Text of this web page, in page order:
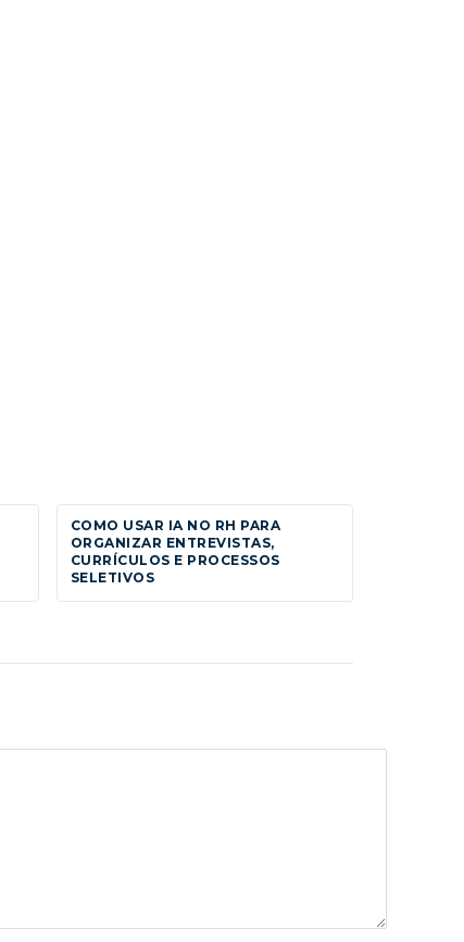
COMO USAR IA NO RH PARA
ORGANIZAR ENTREVISTAS,
CURRÍCULOS E PROCESSOS
SELETIVOS